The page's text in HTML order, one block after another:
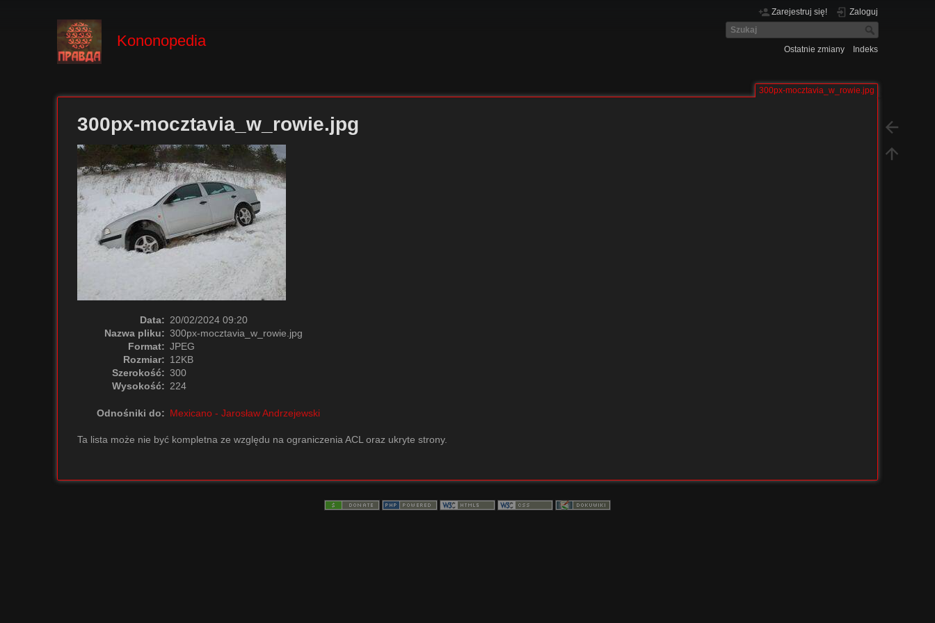
Kononopedia
Zarejestruj się! Zaloguj
Ostatnie zmiany Indeks
300px-mocztavia_w_rowie.jpg
300px-mocztavia_w_rowie.jpg
Data: 20/02/2024 09:20
Nazwa pliku: 300px-mocztavia_w_rowie.jpg
Format: JPEG
Rozmiar: 12KB
Szerokość: 300
Wysokość: 224
Odnośniki do: Mexicano - Jarosław Andrzejewski
Ta lista może nie być kompletna ze względu na ograniczenia ACL oraz ukryte strony.